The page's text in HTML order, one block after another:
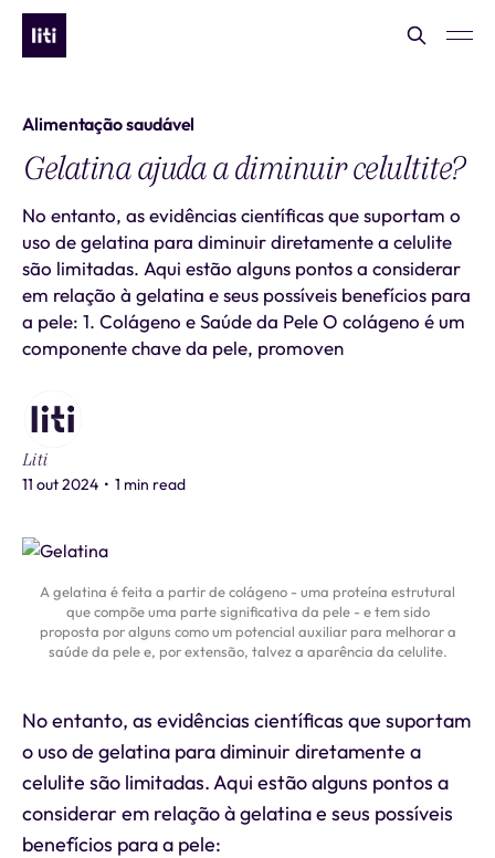
Alimentação saudável
Gelatina ajuda a diminuir celultite?
No entanto, as evidências científicas que suportam o
uso de gelatina para diminuir diretamente a celulite
são limitadas. Aqui estão alguns pontos a considerar
em relação à gelatina e seus possíveis benefícios para
a pele: 1. Colágeno e Saúde da Pele O colágeno é um
componente chave da pele, promoven
Liti
11 out 2024 • 1 min read
A gelatina é feita a partir de colágeno - uma proteína estrutural
que compõe uma parte significativa da pele - e tem sido
proposta por alguns como um potencial auxiliar para melhorar a
saúde da pele e, por extensão, talvez a aparência da celulite.
No entanto, as evidências científicas que suportam
o uso de gelatina para diminuir diretamente a
celulite são limitadas. Aqui estão alguns pontos a
considerar em relação à gelatina e seus possíveis
benefícios para a pele: